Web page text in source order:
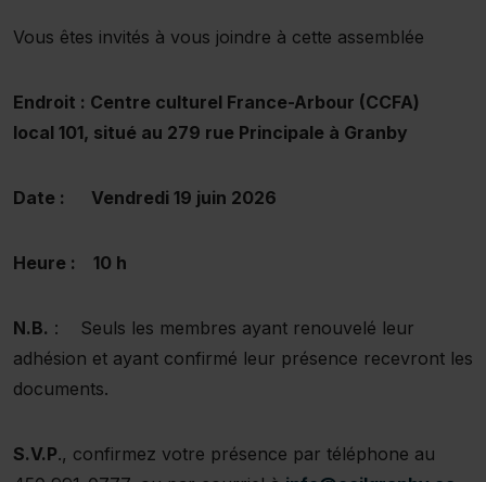
Vous êtes invités à vous joindre à cette assemblée
Endroit : Centre culturel France-Arbour (CCFA)
local 101, situé au 279 rue Principale à Granby
Date : Vendredi 19 juin 2026
Heure : 10 h
N.B. : Seuls les membres ayant renouvelé leur
adhésion et ayant confirmé leur présence recevront les
documents.
S.V.P., confirmez votre présence par téléphone au